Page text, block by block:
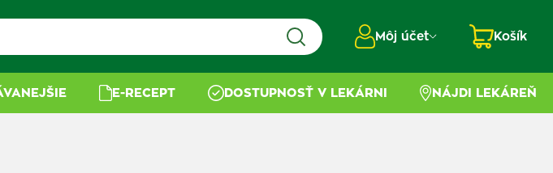
Môj účet Košík
E-RECEPT DOSTUPNOSŤ V LEKÁRNI NÁJDI LEKÁREŇ